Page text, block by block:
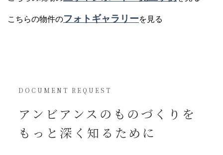
こちらの物件のフォトギャラリーを見る
DOCUMENT REQUEST
アンビアンスの ものづくりを
もっと深く知るために